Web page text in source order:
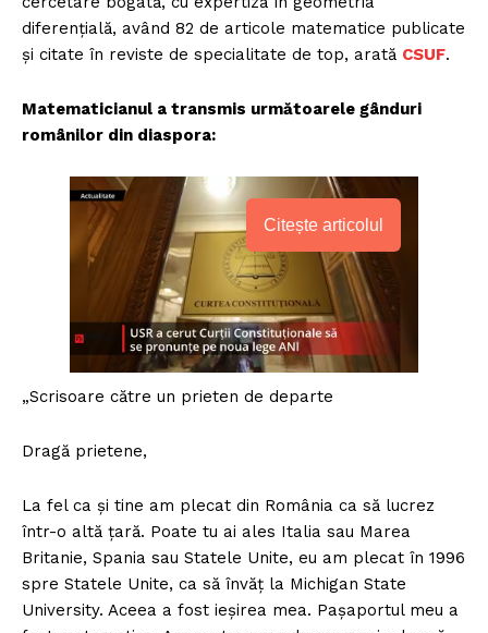
diferențială, având 82 de articole matematice publicate
și citate în reviste de specialitate de top, arată CSUF.
Matematicianul a transmis următoarele gânduri
românilor din diaspora:
Citește articolul
„Scrisoare către un prieten de departe
Dragă prietene,
La fel ca și tine am plecat din România ca să lucrez
într-o altă țară. Poate tu ai ales Italia sau Marea
Britanie, Spania sau Statele Unite, eu am plecat în 1996
spre Statele Unite, ca să învăț la Michigan State
University. Aceea a fost ieșirea mea. Pașaportul meu a